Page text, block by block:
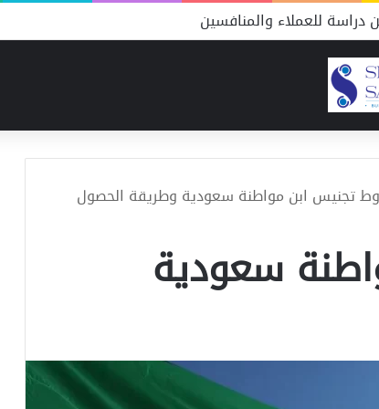
للعملاء والمنافسين
تجنيس ابن مواطنة سعودية وطريقة الحصول
سعودية